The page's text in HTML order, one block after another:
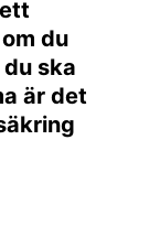
du
ska
är det